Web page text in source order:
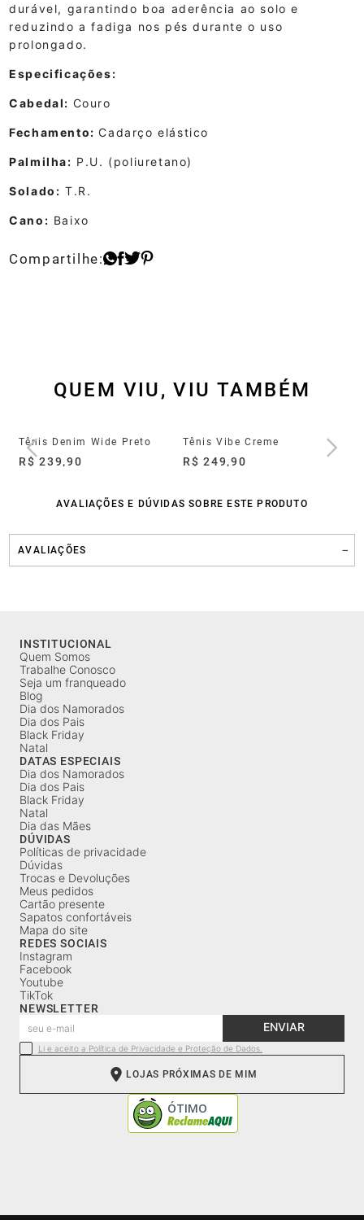
durável, garantindo boa aderência ao solo e
reduzindo a fadiga nos pés durante o uso
prolongado.
Especificações:
Cabedal: Couro
Fechamento:Cadarço elástico
Palmilha: P.U. (poliuretano)
Solado: T.R.
Cano: Baixo
QUEM VIU, VIU TAMBÉM
Tênis Denim Wide Preto
R$ 239,90
Tênis Vibe Creme
R$ 249,90
AVALIAÇÕES E DÚVIDAS SOBRE ESTE PRODUTO
AVALIAÇÕES
INSTITUCIONAL
Quem Somos
Trabalhe Conosco
Seja um franqueado
Blog
Dia dos Namorados
Dia dos Pais
Black Friday
Natal
DATAS ESPECIAIS
Dia dos Namorados
Dia dos Pais
Black Friday
Natal
Dia das Mães
DÚVIDAS
Políticas de privacidade
Dúvidas
Trocas e Devoluções
Meus pedidos
Cartão presente
Sapatos confortáveis
Mapa do site
REDES SOCIAIS
Instagram
Facebook
Youtube
TikTok
NEWSLETTER
ENVIAR
Li e aceito a Política de Privacidade e Proteção de Dados.
LOJAS PRÓXIMAS DE MIM